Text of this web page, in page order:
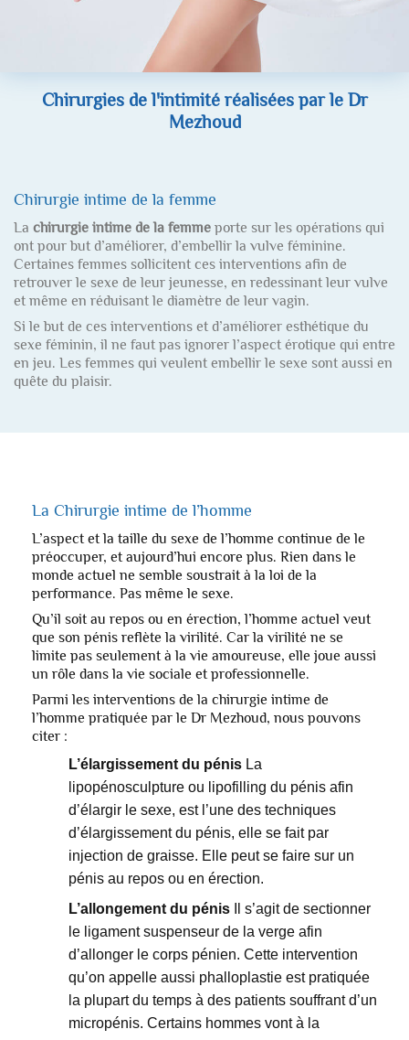
Chirurgies de l'intimité réalisées par le Dr
Mezhoud
Chirurgie intime de la femme
La chirurgie intime de la femme porte sur les opérations qui
ont pour but d’améliorer, d’embellir la vulve féminine.
Certaines femmes sollicitent ces interventions afin de
retrouver le sexe de leur jeunesse, en redessinant leur vulve
et même en réduisant le diamètre de leur vagin.
Si le but de ces interventions et d’améliorer esthétique du
sexe féminin, il ne faut pas ignorer l’aspect érotique qui entre
en jeu. Les femmes qui veulent embellir le sexe sont aussi en
quête du plaisir.
La Chirurgie intime de l’homme
L’aspect et la taille du sexe de l’homme continue de le
préoccuper, et aujourd’hui encore plus. Rien dans le
monde actuel ne semble soustrait à la loi de la
performance. Pas même le sexe.
Qu’il soit au repos ou en érection, l’homme actuel veut
que son pénis reflète la virilité. Car la virilité ne se
limite pas seulement à la vie amoureuse, elle joue aussi
un rôle dans la vie sociale et professionnelle.
Parmi les interventions de la chirurgie intime de
l’homme pratiquée par le Dr Mezhoud, nous pouvons
citer :
L’élargissement du pénis La
lipopénosculpture ou lipofilling du pénis afin
d’élargir le sexe, est l’une des techniques
d’élargissement du pénis, elle se fait par
injection de graisse. Elle peut se faire sur un
pénis au repos ou en érection.
L’allongement du pénis Il s’agit de sectionner
le ligament suspenseur de la verge afin
d’allonger le corps pénien. Cette intervention
qu’on appelle aussi phalloplastie est pratiquée
la plupart du temps à des patients souffrant d’un
micropénis. Certains hommes vont à la